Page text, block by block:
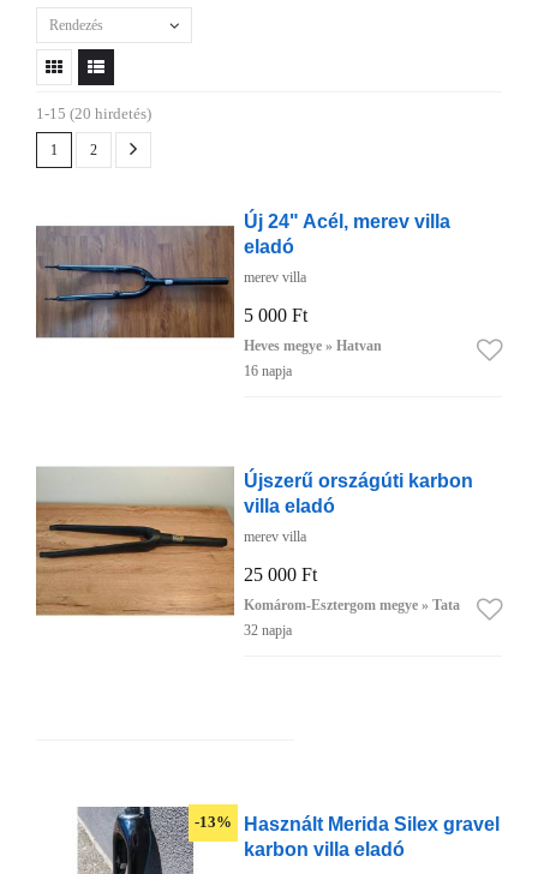
Rendezés
1-15 (20 hirdetés)
1 2
Új 24" Acél, merev villa
eladó
merev villa
5 000 Ft
Heves megye » Hatvan
16 napja
Újszerű országúti karbon
villa eladó
merev villa
25 000 Ft
Komárom-Esztergom megye » Tata
32 napja
-13%
Használt Merida Silex gravel
karbon villa eladó